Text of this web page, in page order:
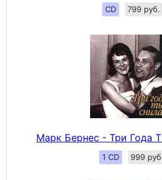
CD 799 руб.
Марк Бернес - Три Года
1 CD 999